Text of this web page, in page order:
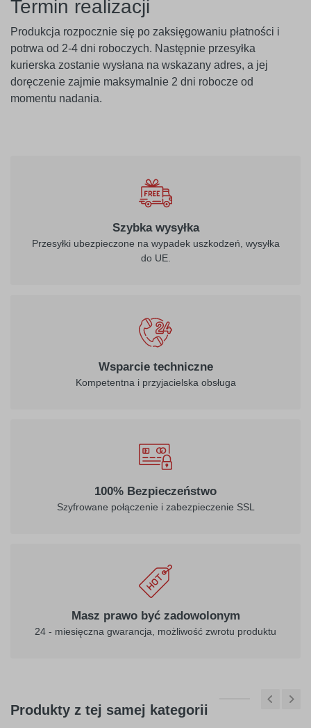
Termin realizacji
Produkcja rozpocznie się po zaksięgowaniu płatności i
potrwa od 2-4 dni roboczych. Następnie przesyłka
kurierska zostanie wysłana na wskazany adres, a jej
doręczenie zajmie maksymalnie 2 dni robocze od
momentu nadania.
purpurowo-
312
burgund
czerwony
pomarańczowy
ciemny
fioletowy
różowy
404
045
Szybka wysyłka
Przesyłki ubezpieczone na wypadek uszkodzeń, wysyłka
do UE.
Wsparcie techniczne
Kompetentna i przyjacielska obsługa
100% Bezpieczeństwo
Szyfrowane połączenie i zabezpieczenie SSL
Masz prawo być zadowolonym
24 - miesięczna gwarancja, możliwość zwrotu produktu
Produkty z tej samej kategorii